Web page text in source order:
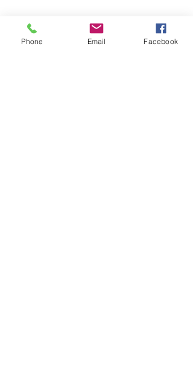
Phone Email Facebook